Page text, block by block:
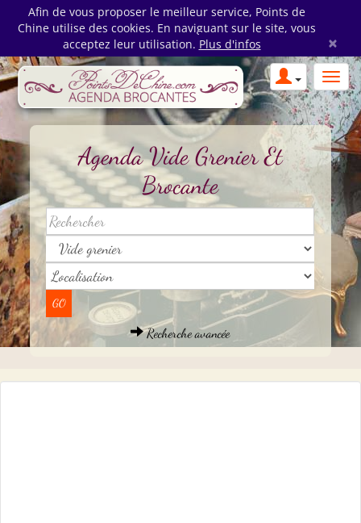
Afin de vous proposer le meilleur service, Points de
Chine utilise des cookies. En naviguant sur le site, vous
acceptez leur utilisation. Plus d'infos ×
Agenda Vide Grenier Et
Brocante
Recherche avancée